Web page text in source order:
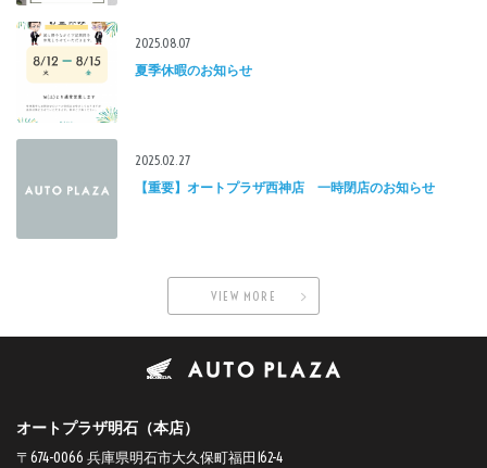
2025.08.07
夏季休暇のお知らせ
2025.02.27
【重要】オートプラザ西神店 一時閉店のお知らせ
VIEW MORE
オートプラザ明石（本店）
〒674-0066 兵庫県明石市大久保町福田162-4